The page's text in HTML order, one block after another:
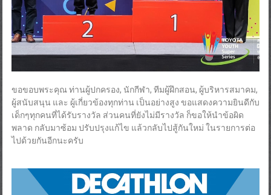
ขอขอบพระคุณ ท่านผู้ปกครอง, นักกีฬา, ทีมผู้ฝึกสอน, ผู้บริหารสมาคม,
ผู้สนับสนุน และ ผู้เกี่ยวข้องทุกท่าน เป็นอย่างสูง ขอแสดงความยินดีกับ
เด็กๆทุกคนที่ได้รับรางวัล ส่วนคนที่ยังไม่มีรางวัล ก็ขอให้นำข้อผิด
พลาด กลับมาซ้อม ปรับปรุงแก้ไข แล้วกลับไปสู้กันใหม่ ในรายการต่อ
ไปด้วยกันอีกนะครับ